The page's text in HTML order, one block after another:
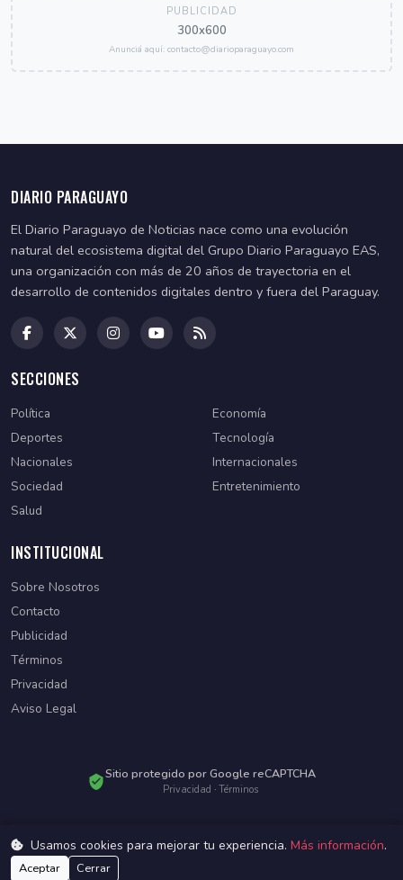
PUBLICIDAD
300x600
Anunciá aquí: contacto@diarioparaguayo.com
DIARIO PARAGUAYO
El Diario Paraguayo de Noticias nace como una evolución
natural del ecosistema digital del Grupo Diario Paraguayo EAS,
una organización con más de 20 años de trayectoria en el
desarrollo de contenidos digitales dentro y fuera del Paraguay.
SECCIONES
Política
Economía
Deportes
Tecnología
Nacionales
Internacionales
Sociedad
Entretenimiento
Salud
INSTITUCIONAL
Sobre Nosotros
Contacto
Publicidad
Términos
Privacidad
Aviso Legal
Sitio protegido por Google reCAPTCHA
Privacidad · Términos
© 2026 Diario Paraguayo. Todos los derechos reservados.
Desarrollado por
Usamos cookies para mejorar tu experiencia. Más información.
Aceptar Cerrar